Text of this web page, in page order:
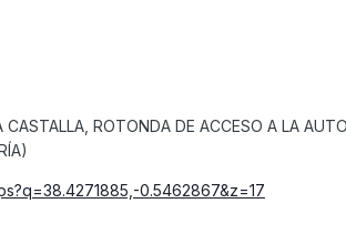
CASTALLA, ROTONDA DE ACCESO A LA
0.5462867&z=17